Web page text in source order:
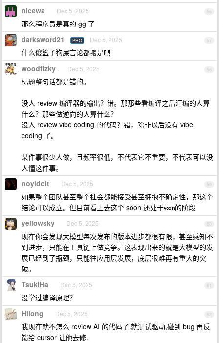
56
nicewa Dec 5, 2025
那么程序员是真的 gg 了
57
darksword21 PRO Dec 5, 2025
什么傻篮子狗屎言论都搬是吧
58
woodfizky Dec 5, 2025
标题整句话都是错的。
没人 review 编译器的输出？错。那那些看编译之后汇编的人算
什么？那些做逆向的人算什么？
没人 review vibe coding 的代码？错，除非以后没有 vibe
coding 了。
某件事很少人做，且频率很低，不代表它不重要，不代表可以没
人懂这件事。
59
noyidoit Dec 5, 2025
如果整个团队甚至整个社会都能接受甚至拥抱不确定性，那这个
结论可以成立。但目前看上去这个 soon 还处于𝐬∞𝐧的阶段
60
yellowsky Dec 5, 2025
现在你会发现大模型每次发布的版本进步都很有限，甚至感知不
到进步，只能在工具链上做竞争。这表现出来的就是大模型的发
展已经到了瓶颈，只能往应用层发展，底层很难再有重大的突
破。
61
TsukiHa Dec 5, 2025
没学过编译原理？
62
Hilong Dec 5, 2025
我现在就不怎么 review AI 的代码了.就测试驱动,碰到 bug 再反
馈给 cursor 让他去修.